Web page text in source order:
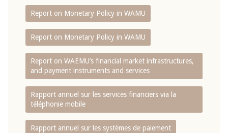
Report on Monetary Policy in WAMU
Report on Monetary Policy in WAMU
Report on WAEMU’s financial market infrastructures,
and payment instruments and services
Rapport annuel sur les services financiers via la
téléphonie mobile
Rapport annuel sur les systèmes de paiement